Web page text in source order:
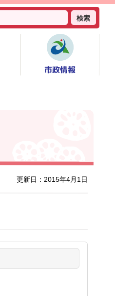
検索
市政情報
更新日：2015年4月1日